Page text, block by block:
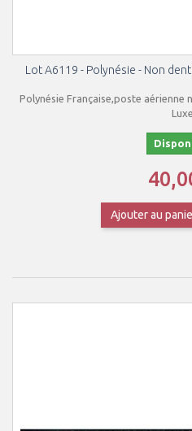
Lot A6119 - Polynésie - Non
Polynésie Française,poste aérienne
Luxe
Ajouter au